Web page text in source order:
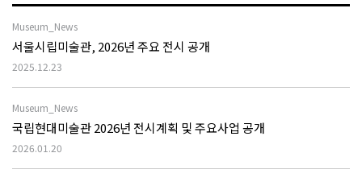
Museum_News
서울시립미술관, 2026년 주요 전시 공개
2025.12.23
Museum_News
국립현대미술관 2026년 전시계획 및 주요사업 공개
2026.01.20